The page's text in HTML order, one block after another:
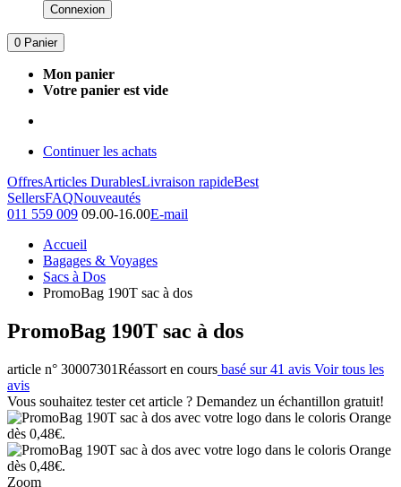
Connexion
0 Panier
Mon panier
Votre panier est vide
Continuer les achats
OffresArticles DurablesLivraison rapideBest
SellersFAQNouveautés
011 559 009 09.00-16.00E-mail
Accueil
Bagages & Voyages
Sacs à Dos
PromoBag 190T sac à dos
PromoBag 190T sac à dos
article n° 30007301Réassort en cours basé sur 41 avis Voir tous les
avis
Vous souhaitez tester cet article ? Demandez un échantillon gratuit!
Zoom